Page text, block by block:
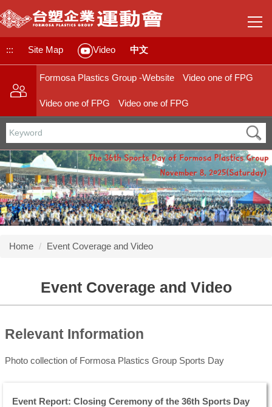
Jump
to
the
main
content
::: Site Map Video 中文
Formosa Plastics Group -Website Video one of FPG
Video one of FPG Video one of FPG
Home Event Coverage and Video
Event Coverage and Video
Relevant Information
Photo collection of Formosa Plastics Group Sports Day
Event Report: Closing Ceremony of the 36th Sports Day